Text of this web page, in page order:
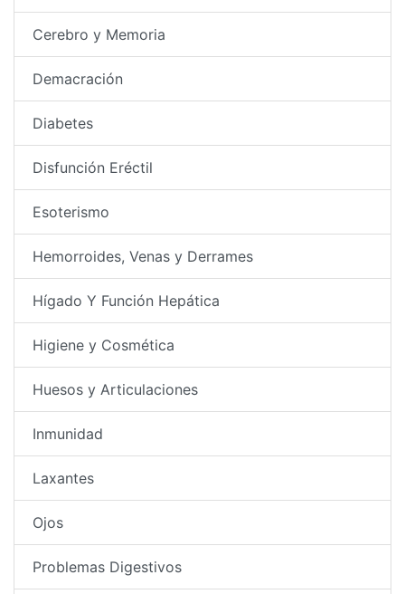
Cerebro y Memoria
Demacración
Diabetes
Disfunción Eréctil
Esoterismo
Hemorroides, Venas y Derrames
Hígado Y Función Hepática
Higiene y Cosmética
Huesos y Articulaciones
Inmunidad
Laxantes
Ojos
Problemas Digestivos